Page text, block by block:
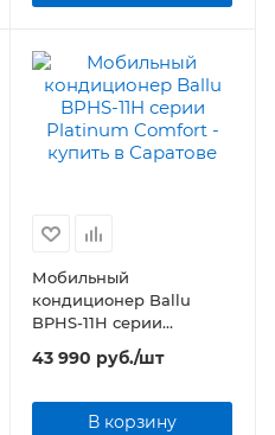
Мобильный
кондиционер Ballu
BPHS-11H серии
Platinum Comfort
43 990 руб./шт
В корзину